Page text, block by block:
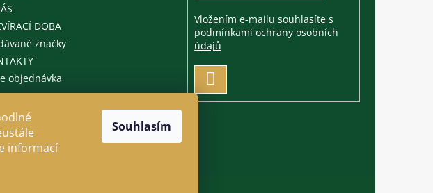
informací
Souhlasím
DOBA
značky
objednávka
Vložením e-mailu souhlasíte s
podmínkami ochrany osobních
údajů
SE